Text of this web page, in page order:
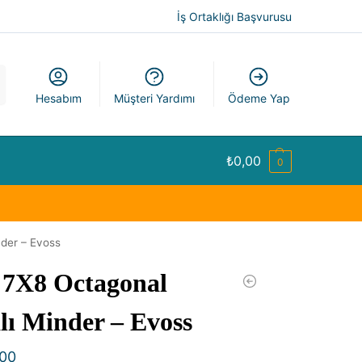
İş Ortaklığı Başvurusu
Hesabım Müşteri Yardımı Ödeme Yap
₺0,00 0
– Evoss
Octagonal
Minder – Evoss